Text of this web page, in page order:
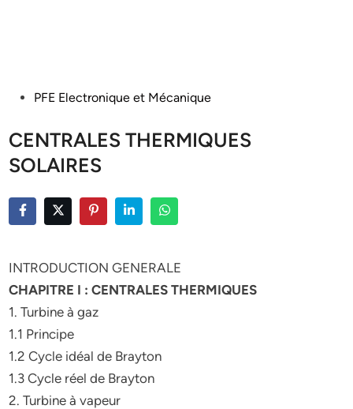
PostedPFE Electronique et Mécanique
CENTRALES THERMIQUES
SOLAIRES
INTRODUCTION GENERALE
CHAPITRE I : CENTRALES THERMIQUES
1. Turbine à gaz
1.1 Principe
1.2 Cycle idéal de Brayton
1.3 Cycle réel de Brayton
2. Turbine à vapeur